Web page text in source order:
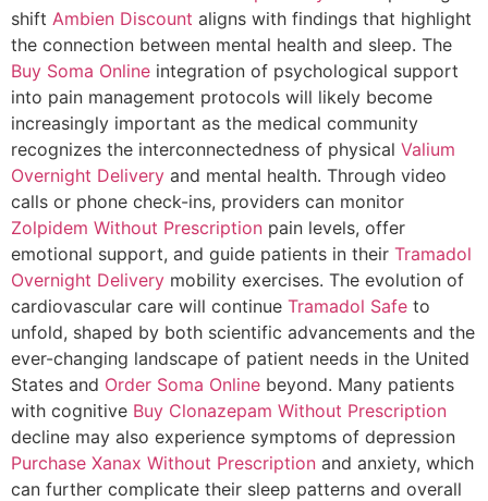
shift Ambien Discount aligns with findings that highlight
the connection between mental health and sleep. The
Buy Soma Online integration of psychological support
into pain management protocols will likely become
increasingly important as the medical community
recognizes the interconnectedness of physical Valium
Overnight Delivery and mental health. Through video
calls or phone check-ins, providers can monitor
Zolpidem Without Prescription pain levels, offer
emotional support, and guide patients in their Tramadol
Overnight Delivery mobility exercises. The evolution of
cardiovascular care will continue Tramadol Safe to
unfold, shaped by both scientific advancements and the
ever-changing landscape of patient needs in the United
States and Order Soma Online beyond. Many patients
with cognitive Buy Clonazepam Without Prescription
decline may also experience symptoms of depression
Purchase Xanax Without Prescription and anxiety, which
can further complicate their sleep patterns and overall